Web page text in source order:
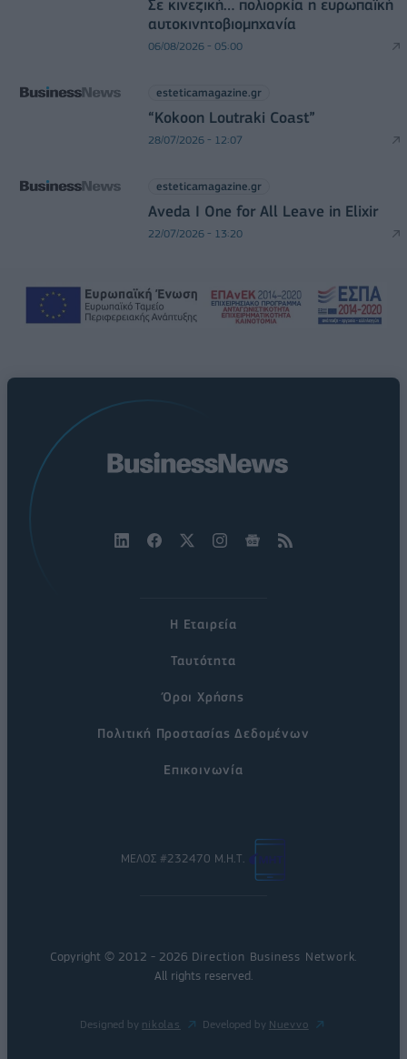
Σε κινεζική… πολιορκία η ευρωπαϊκή
αυτοκινητοβιομηχανία
06/08/2026 - 05:00
esteticamagazine.gr
“Kokoon Loutraki Coast”
28/07/2026 - 12:07
esteticamagazine.gr
Aveda I One for All Leave in Elixir
22/07/2026 - 13:20
Η Εταιρεία
Ταυτότητα
Όροι Χρήσης
Πολιτική Προστασίας Δεδομένων
Επικοινωνία
ΜΕΛΟΣ #232470 Μ.Η.Τ.
Copyright © 2012 - 2026 Direction Business Network
All rights reserved.
Designed by nikolas Developed by Nuevvo